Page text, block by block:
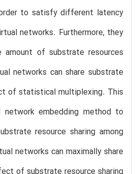
to satisfy different latency
networks. Furthermore, they
of substrate resources
networks can share substrate
of statistical multiplexing. This
embedding method to
resource sharing among
networks can maximally share